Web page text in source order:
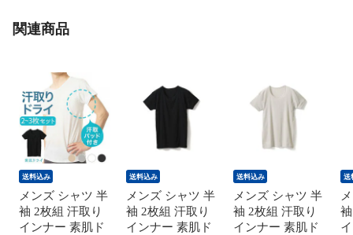
関連商品
送料込み
メンズ シャツ 半
袖 2枚組 汗取り
インナー 素肌ド
送料込み
メンズ シャツ 半
袖 2枚組 汗取り
インナー 素肌ド
送料込み
メンズ シャツ 半
袖 2枚組 汗取り
インナー 素肌ド
送